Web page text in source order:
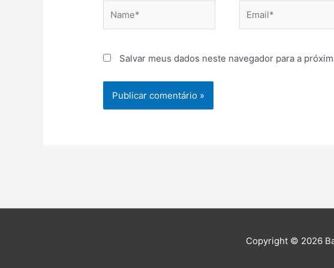
Salvar meus dados neste navegador para a
Copyright © 2026